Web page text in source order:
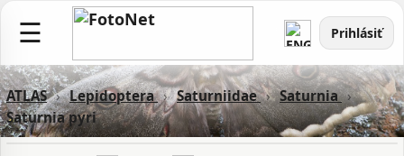
☰ Prihlásiť
ATLAS › Lepidoptera › Saturniidae › Saturnia ›
Saturnia pyri